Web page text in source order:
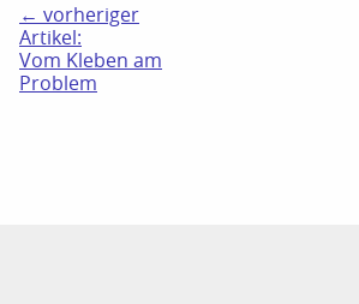
← vorheriger
Artikel:
Vom Kleben am
Problem